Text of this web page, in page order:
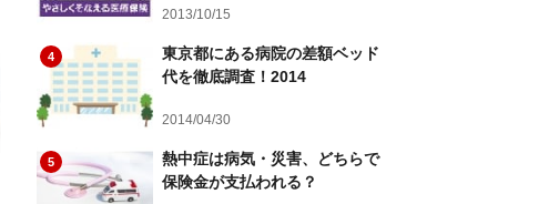
2013/10/15
4
東京都にある病院の差額ベッド
代を徹底調査！2014
2014/04/30
5
熱中症は病気・災害、どちらで
保険金が支払われる？